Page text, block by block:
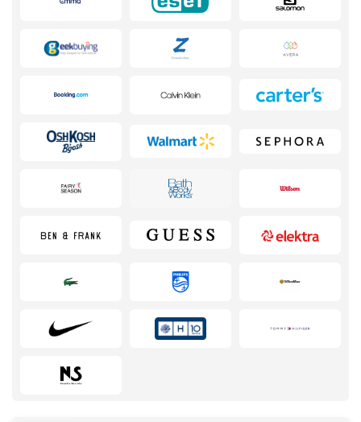
Joyería y Accesorios Libros y Entretenimiento